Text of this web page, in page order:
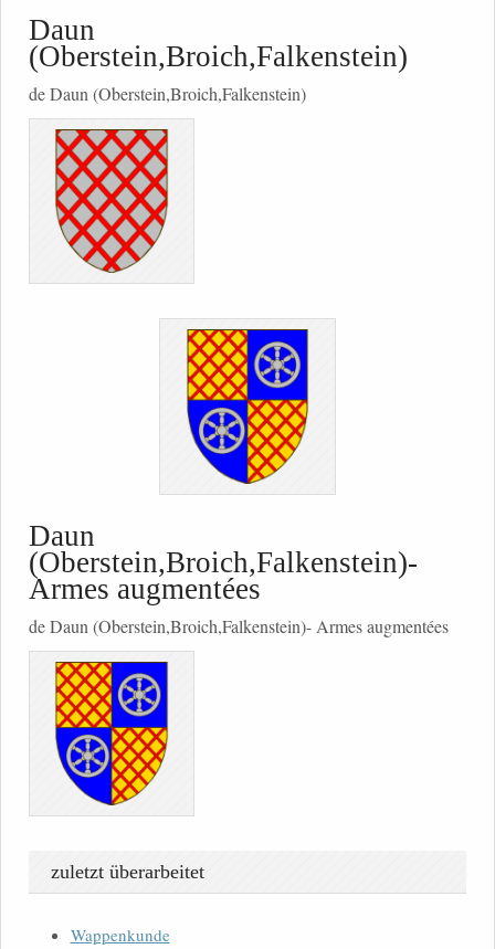
Daun
(Oberstein,Broich,Falkenstein)
de Daun (Oberstein,Broich,Falkenstein)
Daun
(Oberstein,Broich,Falkenstein)-
Armes augmentées
de Daun (Oberstein,Broich,Falkenstein)- Armes augmentées
zuletzt überarbeitet
Wappenkunde